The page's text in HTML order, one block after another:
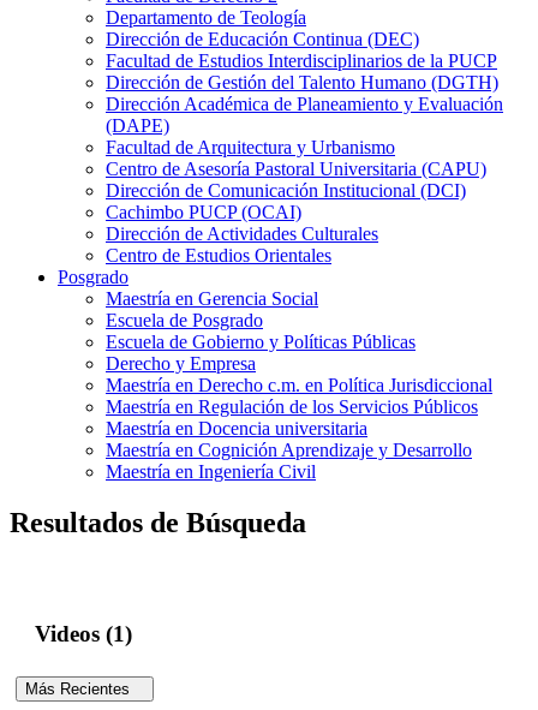
Departamento de Teología
Dirección de Educación Continua (DEC)
Facultad de Estudios Interdisciplinarios de la PUCP
Dirección de Gestión del Talento Humano (DGTH)
Dirección Académica de Planeamiento y Evaluación
(DAPE)
Facultad de Arquitectura y Urbanismo
Centro de Asesoría Pastoral Universitaria (CAPU)
Dirección de Comunicación Institucional (DCI)
Cachimbo PUCP (OCAI)
Dirección de Actividades Culturales
Centro de Estudios Orientales
Posgrado
Maestría en Gerencia Social
Escuela de Posgrado
Escuela de Gobierno y Políticas Públicas
Derecho y Empresa
Maestría en Derecho c.m. en Política Jurisdiccional
Maestría en Regulación de los Servicios Públicos
Maestría en Docencia universitaria
Maestría en Cognición Aprendizaje y Desarrollo
Maestría en Ingeniería Civil
Resultados de Búsqueda
Videos (1)
Más Recientes